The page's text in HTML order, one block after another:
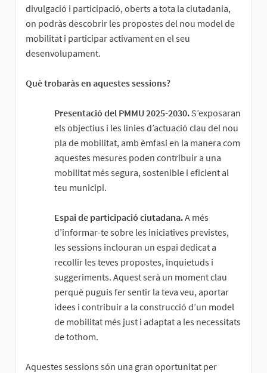
divulgació i participació, oberts a tota la ciutadania,
on podràs descobrir les propostes del nou model de
mobilitat i participar activament en el seu
desenvolupament.
Què trobaràs en aquestes sessions?
Presentació del PMMU 2025-2030. S’exposaran
els objectius i les línies d’actuació clau del nou
pla de mobilitat, amb èmfasi en la manera com
aquestes mesures poden contribuir a una
mobilitat més segura, sostenible i eficient al
teu municipi.
Espai de participació ciutadana.A més
d’informar-te sobre les iniciatives previstes,
les sessions inclouran un espai dedicat a
recollir les teves propostes, inquietuds i
suggeriments. Aquest serà un moment clau
perquè puguis fer sentir la teva veu, aportar
idees i contribuir a la construcció d’un model
de mobilitat més just i adaptat a les necessitats
de tothom.
Aquestes sessions són una gran oportunitat per